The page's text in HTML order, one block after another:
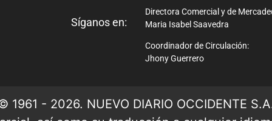
Síganos en:
Directora Comercial y de
Maria Isabel Saavedra
Coordinador de Circulación:
Jhony Guerrero
1961 - 2026. NUEVO DIARIO OCCIDENTE